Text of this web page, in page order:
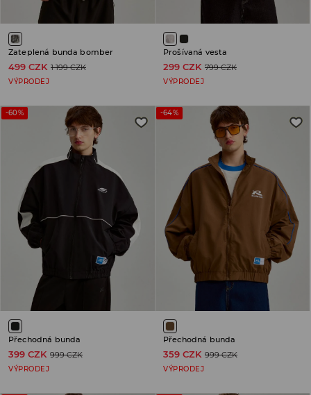
Zateplená bunda bomber
499 CZK 1 199 CZK
VÝPRODEJ
Prošívaná vesta
299 CZK 799 CZK
VÝPRODEJ
-60%
Přechodná bunda
399 CZK 999 CZK
VÝPRODEJ
-64%
Přechodná bunda
359 CZK 999 CZK
VÝPRODEJ